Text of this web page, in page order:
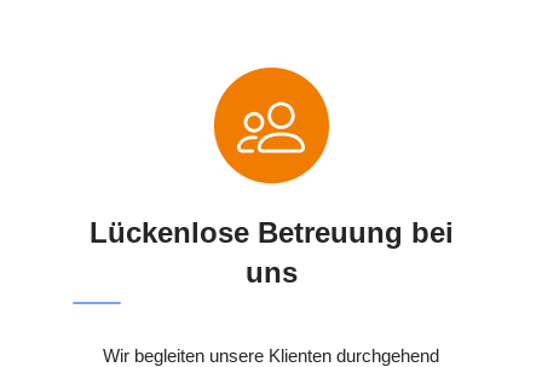
Lückenlose Betreuung bei
uns
Wir begleiten unsere Klienten durchgehend